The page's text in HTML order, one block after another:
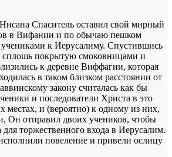
Спаситель оставил свой мирный
в Вифании и по обычаю пешком
к Иерусалиму. Спустившись
покрытую смоковницами и
к деревне Виффагии, которая
в таком близком расстоянии от
закону считалась как бы
и последователи Христа в это
местах, и (вероятно) к одному из них,
Он отправил двоих учеников, чтобы
для торжественного входа в Иерусалим.
повеление и привели ослицу